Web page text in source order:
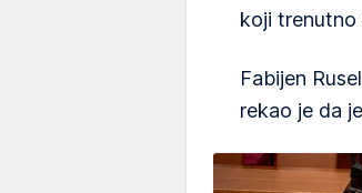
koji trenutno
Fabijen
rekao je da